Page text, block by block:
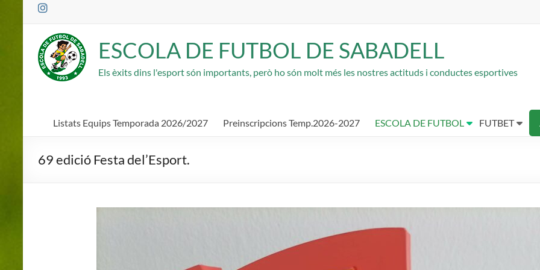
Saltar
ESCOLA DE FUTBOL DE SABADELL
Els èxits dins l'esport són importants, però ho són molt més les nostres actituds i conductes esportives
Listats Equips Temporada 2026/2027 Preinscripcions Temp.2026-2027 ESCOLA DE FUTBOL FUTBET
69 edició Festa del’Esport.